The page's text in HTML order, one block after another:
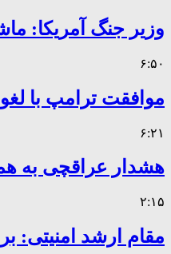
وزیر جنگ آمریکا:
۶:۵۰
موافقت ترامپ با
۶:۲۱
هشدار عراقچی به
۲:۱۵
مقام ارشد امنیتی: